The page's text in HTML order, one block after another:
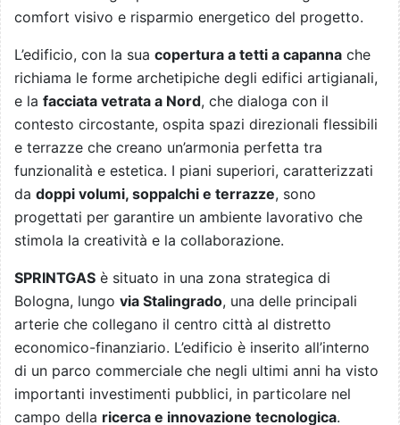
comfort visivo e risparmio energetico del progetto.
L’edificio, con la sua copertura a tetti a capanna che
richiama le forme archetipiche degli edifici artigianali,
e la facciata vetrata a Nord, che dialoga con il
contesto circostante, ospita spazi direzionali flessibili
e terrazze che creano un’armonia perfetta tra
funzionalità e estetica. I piani superiori, caratterizzati
da doppi volumi, soppalchi e terrazze, sono
progettati per garantire un ambiente lavorativo che
stimola la creatività e la collaborazione.
SPRINTGAS è situato in una zona strategica di
Bologna, lungo via Stalingrado, una delle principali
arterie che collegano il centro città al distretto
economico-finanziario. L’edificio è inserito all’interno
di un parco commerciale che negli ultimi anni ha visto
importanti investimenti pubblici, in particolare nel
campo della ricerca e innovazione tecnologica.